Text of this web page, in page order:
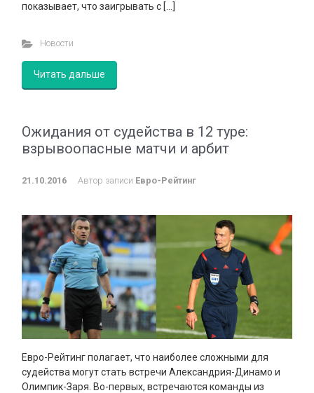
показывает, что заигрывать с […]
Новости
Читать дальше
Ожидания от судейства в 12 туре:
взрывоопасные матчи и арбит
21.10.2016 Автор записи Евро-Рейтинг
Евро-Рейтинг полагает, что наиболее сложными для
судейства могут стать встречи Александрия-Динамо и
Олимпик-Заря. Во-первых, встречаются команды из